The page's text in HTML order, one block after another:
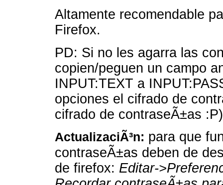
Altamente recomendable
Firefox.
PD: Si no les agarra las
copien/peguen un campo
INPUT:TEXT a
opciones el cifrado de
cifrado de contraseÃ±as :P)
ActualizaciÃ³n: para que
contraseÃ±as deben de
de firefox: Editar-